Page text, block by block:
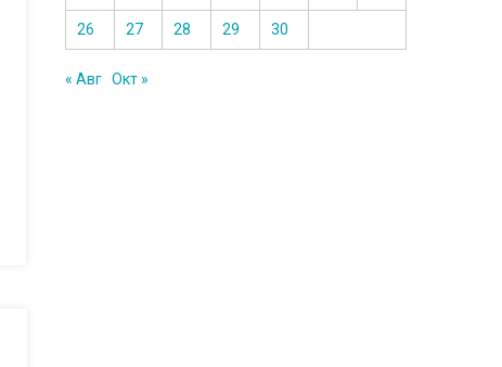
26 27 28 29 30
« Авг Окт »